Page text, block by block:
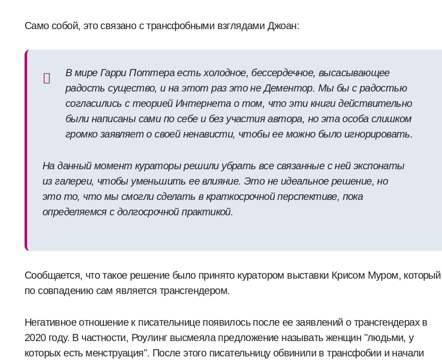
Само собой, это связано с трансфобными взглядами Джоан:
В мире Гарри Поттера есть холодное, бессердечное, высасывающее
радость существо, и на этот раз это не Дементор. Мы бы с радостью
согласились с теорией Интернета о том, что эти книги действительно
были написаны сами по себе и без участия автора, но эта особа слишком
громко заявляет о своей ненависти, чтобы ее можно было игнорировать.
На данный момент кураторы решили убрать все связанные с ней экспонаты
из галереи, чтобы уменьшить ее влияние. Это не идеальное решение, но
это то, что мы смогли сделать в краткосрочной перспективе, пока
определяемся с долгосрочной практикой.
Сообщается, что такое решение было принято куратором выставки Крисом Муром, который
по совпадению сам является трансгендером.
Негативное отношение к писательнице появилось после ее заявлений о трансгендерах в
2020 году. В частности, Роулинг высмеяла предложение называть женщин "людьми, у
которых есть менструация". После этого писательницу обвинили в трансфобии и начали